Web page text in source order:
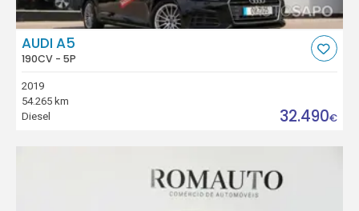
AUDI A5
190CV - 5P
2019
54.265 km
Diesel
32.490€